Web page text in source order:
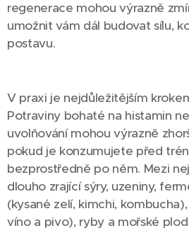
regenerace mohou výrazně
umožnit vám dál budovat sílu,
postavu.
V praxi je nejdůležitějším
Potraviny bohaté na histamin
uvolňování mohou výrazně
pokud je konzumujete před
bezprostředně po něm. Mezi
dlouho zrající sýry, uzeniny,
(kysané zelí, kimchi,
víno a pivo), ryby a mořské